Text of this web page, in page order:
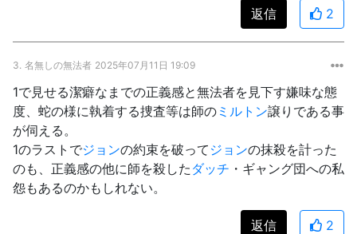
返信 2
3. 名無しの無法者 2025年07月11日 19:09
1で見せる潔癖なまでの正義感と無法者を見下す嫌味な態
度、蛇の様に執着する捜査等は師の ミルトン譲りである事
が伺える。
1のラストでジョンの約束を破って ジョンの抹殺を計った
のも、正義感の他に師を殺した ダッチ ・ギャング団への私
怨もあるのかもしれない。
返信 2